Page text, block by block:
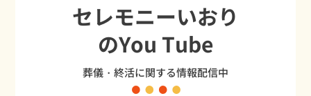
セレモニーいおり
のYou Tube
葬儀・終活に関する情報配信中